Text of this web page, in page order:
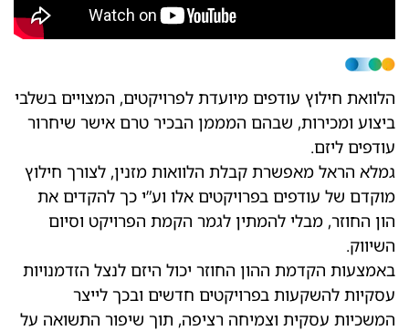
הלוואת חילוץ עודפים מיועדת לפרויקטים, המצויים בשלבי
ביצוע ומכירות, שבהם המממן הבכיר טרם אישר שיחרור
עודפים ליזם.
גמלא הראל מאפשרת קבלת הלוואות מזנין, לצורך חילוץ
מוקדם של עודפים בפרויקטים אלו וע”י כך להקדים את
הון החוזר, מבלי להמתין לגמר הקמת הפרויקט וסיום
השיווק.
באמצעות הקדמת ההון החוזר יכול היזם לנצל הזדמנויות
עסקיות להשקעות בפרויקטים חדשים ובכך לייצר
המשכיות עסקית וצמיחה רציפה, תוך שיפור התשואה על